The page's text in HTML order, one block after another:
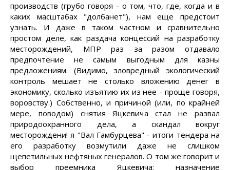
производств (грубо говоря - о том, что, где, когда и в
каких масштабах "долбанет"), нам еще предстоит
узнать. И даже в таком частном и сравнительно
простом деле, как раздача концессий на разработку
месторождений, МПР раз за разом отдавало
предпочтение не самым выгодным для казны
предложениям. (Видимо, зловредный экологический
контроль мешает не столько вложению денег в
экономику, сколько изъятию их из нее - проще говоря,
воровству.) Собственно, и причиной (или, по крайней
мере, поводом) снятия Яцкевича стал не развал
природоохранного дела, а скандал вокруг
месторождени! я "Вал Гамбурцева" - итоги тендера на
его разработку возмутили даже не слишком
щепетильных нефтяных генералов. О том же говорит и
выбор преемника Яцкевича: назначение